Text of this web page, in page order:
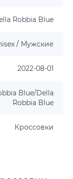
Robbia Blue
/ Мужские
2022-08-01
Blue/Della
Robbia Blue
Кроссовки